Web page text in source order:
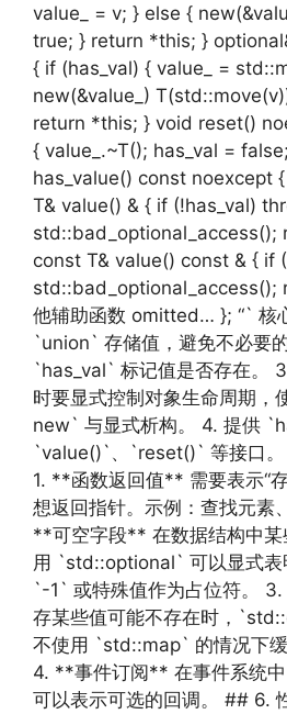
value_ = v; } else {
true; } return *this; }
{ if (has_val) { value_ =
new(&value_)
return *this; } void reset()
{ value_.~T(); has_val =
has_value() const noexcept
T& value() & { if (!has_val)
std::bad_optional_access();
const T& value() const & { if
std::bad_optional_access();
他辅助函数 omitted… }; “` 核
`union` 存储值，避免不必要
`has_val` 标记值是否存在。
时要显式控制对象生命周期
new` 与显式析构。 4. 提供
`value()`、`reset()` 等接口
1. **函数返回值** 需要表示“
想返回指针。示例：查找元素
**可空字段** 在数据结构中某
用 `std::optional` 可以显式表
`-1` 或特殊值作为占位符。
存某些值可能不存在时，
不使用 `std::map` 的情况下缓
4. **事件订阅** 在事件系统
可以表示可选的回调。 ## 6.